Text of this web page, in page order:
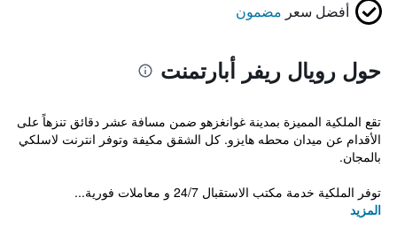
أفضل سعر مضمون
حول رويال ريفر أبارتمنت
تقع الملكية المميزة بمدينة غوانغزهو ضمن مسافة عشر دقائق تنزهاً على
الأقدام عن ميدان محطه هايزو. كل الشقق مكيفة وتوفر انترنت لاسلكي
بالمجان.
توفر الملكية خدمة مكتب الاستقبال 24/7 و معاملات فورية...
المزيد